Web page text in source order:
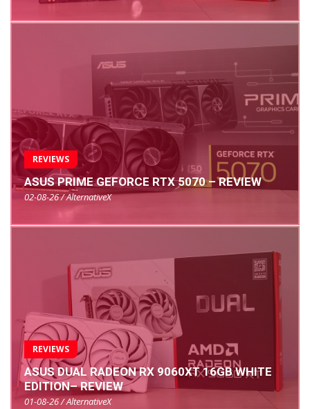
REVIEWS
ASUS PRIME GEFORCE RTX 5070 – REVIEW
02-08-26 / AlternativeX
REVIEWS
ASUS DUAL RADEON RX 9060XT 16GB WHITE
EDITION– REVIEW
01-08-26 / AlternativeX